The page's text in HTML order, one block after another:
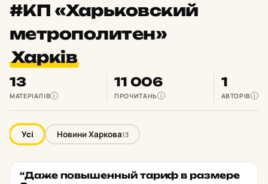
#КП «Харьковский
метрополитен»
Харків
13
МАТЕРІАЛІВ i
11 006
ПРОЧИТАНЬ i
1
АВТОРІВ i
Усі Новини Харкова13
НОВИНИ ХАРКОВА ★ ОБРАНЕ
“Даже пов­ышенный тариф в раз­ме­ре